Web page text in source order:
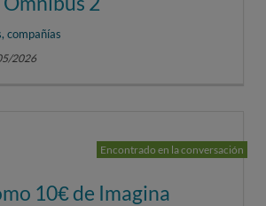
compañías
2026
Encontrado en la conversación
10€ de Imagina